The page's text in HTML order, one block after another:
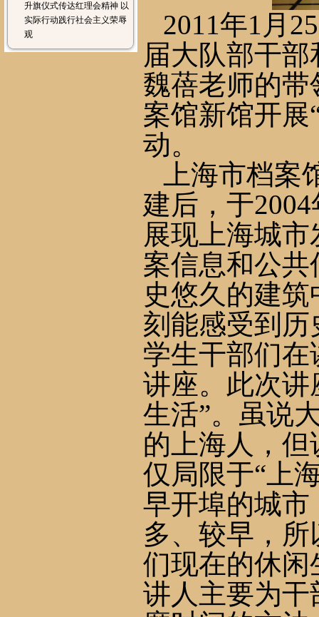
升旗仪式传达红理会精神 以
实际行动践行社会主义荣辱
观
2011年1 月 25
届大队部干
魏蓓老师的
案馆新馆开展
动。
上海市档
建后，于2004
展现上海城
案信息和公
史悠久的建
刻能感受到
学生干部们
讲座。此次讲
生活”。虽说
的上海人，
仅局限于“上
早开埠的城
多、较早，
们现在的休
讲人主要为